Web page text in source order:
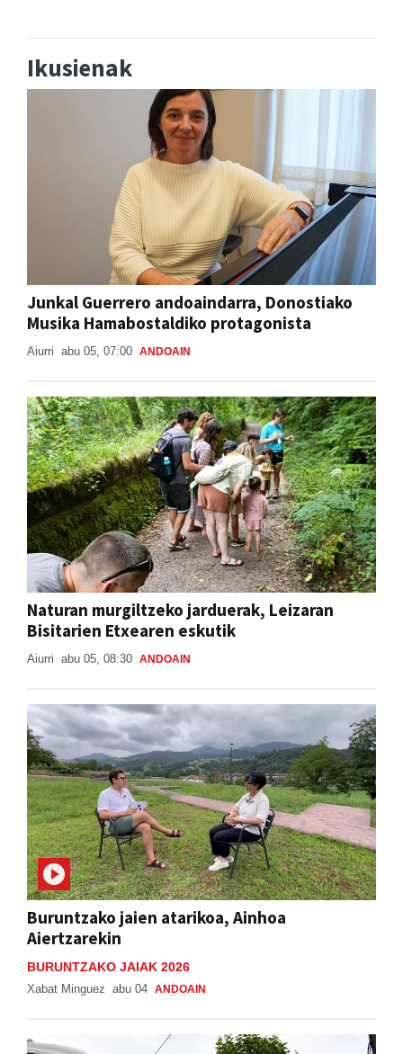
Ikusienak
Junkal Guerrero andoaindarra, Donostiako
Musika Hamabostaldiko protagonista
Aiurri abu 05, 07:00 ANDOAIN
Naturan murgiltzeko jarduerak, Leizaran
Bisitarien Etxearen eskutik
Aiurri abu 05, 08:30 ANDOAIN
Buruntzako jaien atarikoa, Ainhoa
Aiertzarekin
BURUNTZAKO JAIAK 2026
Xabat Minguez abu 04 ANDOAIN